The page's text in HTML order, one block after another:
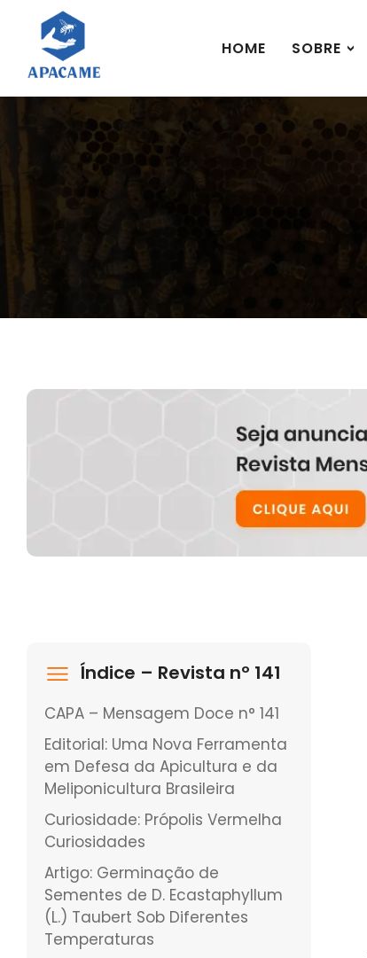
HOME SOBRE
Índice – Revista nº 141
CAPA – Mensagem Doce n° 141
Editorial: Uma Nova Ferramenta
em Defesa da Apicultura e da
Meliponicultura Brasileira
Curiosidade: Própolis Vermelha
Curiosidades
Artigo: Germinação de
Sementes de D. Ecastaphyllum
(L.) Taubert Sob Diferentes
Temperaturas